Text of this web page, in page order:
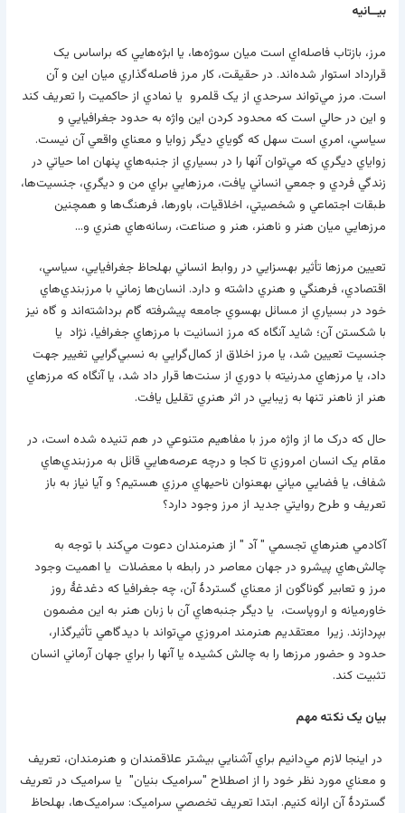
بيــانيه
مرز، بازتاب فاصله‌اي است ميان سوژه‌ها، يا ابژه‌هايي که براساس يک
قرارداد استوار شده‌اند. در حقيقت، کار مرز فاصله‌گذاري ميان اين و آن
است. مرز مي‌تواند سرحدي از يک قلمرو يا نمادي از حاکميت را تعريف کند
و اين در حالي است که محدود کردن اين واژه به حدود جغرافيايي و
سياسي، امري است سهل که گوياي ديگر زوايا و معناي واقعي آن نيست.
زواياي ديگري که مي‌توان آنها را در بسياري از جنبه‌هاي پنهان اما حياتي در
زندگي فردي و جمعي انساني يافت، مرز‌هايي براي من و ديگري، جنسيت‌ها،
طبقات اجتماعي و شخصيتي، اخلاقيات، باورها، فرهنگ‌ها و همچنين
مرزهايي ميان هنر و ناهنر، هنر و صناعت، رسانه‌هاي هنري و…
تعيين مرزها تأثير به­سزايي در روابط انساني به­لحاظ جغرافيايي، سياسي،
اقتصادي، فرهنگي و هنري داشته و دارد. انسان‌ها زماني با مرزبندي‌هاي
خود در بسياري از مسائل به­سوي جامعه پيشرفته گام برداشته‌اند و گاه نيز
با شکستن آن؛ شايد آنگاه که مرز انسانيت با مرزهاي جغرافيا، نژاد يا
جنسيت تعيين شد، يا مرز ‌اخلاق از کمال‌گرايي به نسبي‌گرايي تغيير جهت
داد، يا مرزهاي مدرنيته با دوري از سنت‌ها قرار داد شد، يا آنگاه که مرزهاي
هنر از ناهنر تنها به زيبايي در اثر هنري تقليل يافت.
حال که درک ما از واژه مرز با مفاهيم متنوعي در هم تنيده شده است، در
مقام يک انسان امروزي تا کجا و درچه عرصه‌هايي قائل به مرزبندي‌هاي
شفاف، يا فضايي مياني به­عنوان ناحيه­اي مرزي هستيم‌‌؟ و آيا نياز به باز
تعريف و طرح روايتي جديد از مرز وجود دارد؟
آکادمي هنرهاي تجسمي " آد " از هنرمندان دعوت مي‌کند با توجه به
چالش‌هاي پيش­رو در جهان معاصر در رابطه با معضلات يا اهميت وجود
مرز و تعابير گوناگون از معناي گستردۀ آن، چه جغرافيا که دغدغۀ روز
خاورميانه و اروپاست، يا ديگر جنبه‌هاي آن با زبان هنر به اين مضمون
بپردازند. زيرا معتقديم هنرمند امروزي مي‌تواند با ديدگاهي تأثيرگذار،
حدود و حضور مرزها را به چالش کشيده يا آنها را براي جهان آرماني انسان
تثبيت کند.
بيان يک نکته مهم
در اينجا لازم مي‌دانيم براي آشنايي بيشتر علاقمندان و هنرمندان، تعريف
و معناي مورد نظر خود را از اصطلاح "سراميک بنيان" يا سراميک در تعريف
گستردۀ آن ارائه کنيم. ابتدا تعريف تخصصي سراميک: سراميک‌ها، به­لحاظ